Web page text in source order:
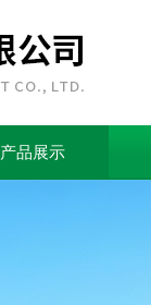
产品展示